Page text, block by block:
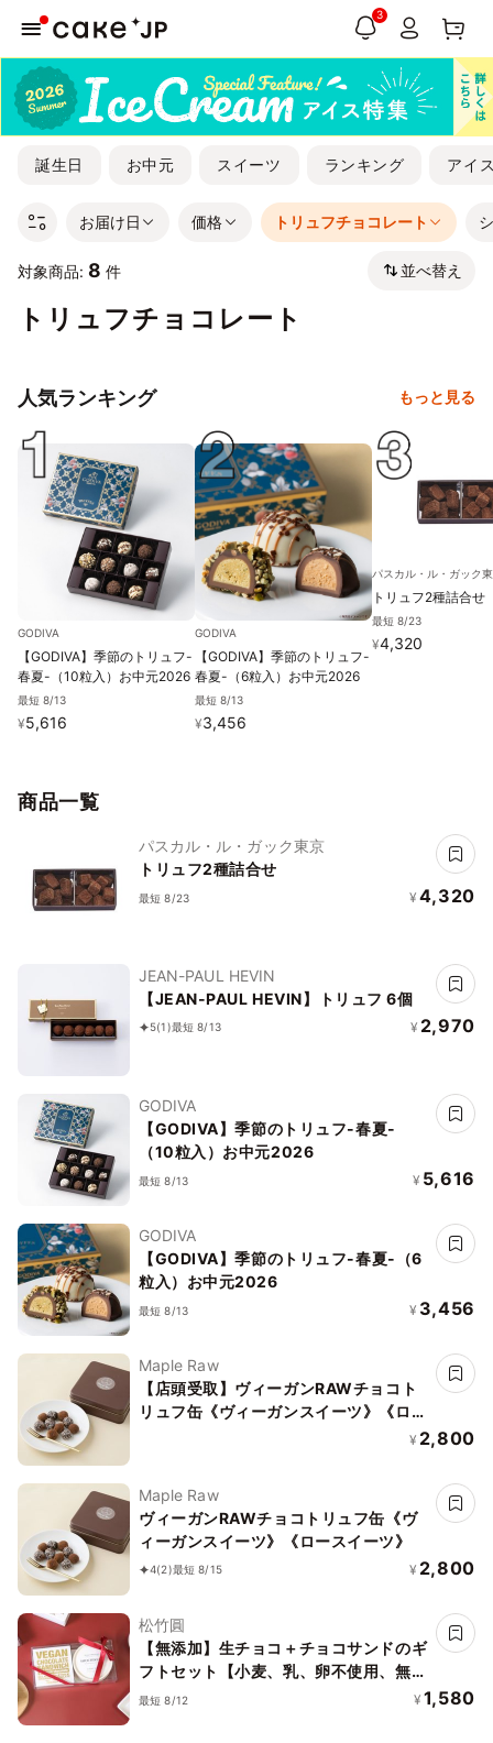
3
誕生日 お中元 スイーツ ランキング アイ
お届け日 価格 トリュフチョコレート
対象商品: 8 件 並べ替え
トリュフチョコレート
人気ランキング もっと見る
GODIVA
【GODIVA】季節のトリュフ-
春夏-（10粒入）お中元2026
最短 8/13
¥5,616
GODIVA
【GODIVA】季節のトリュフ-
春夏-（6粒入）お中元2026
最短 8/13
¥3,456
パスカル・ル・ガック
トリュフ2種詰合せ
最短 8/23
¥4,320
商品一覧
パスカル・ル・ガック東京
トリュフ2種詰合せ
最短 8/23 ¥ 4,320
JEAN-PAUL HEVIN
【JEAN-PAUL HEVIN】トリュフ 6個
5(1)最短 8/13 ¥ 2,970
GODIVA
【GODIVA】季節のトリュフ-春夏-
（10粒入）お中元2026
最短 8/13 ¥ 5,616
GODIVA
【GODIVA】季節のトリュフ-春夏-（6
粒入）お中元2026
最短 8/13 ¥ 3,456
Maple Raw
【店頭受取】ヴィーガンRAWチョコト
リュフ缶《ヴィーガンスイーツ》《ロー
¥ 2,800
Maple Raw
ヴィーガンRAWチョコトリュフ缶《ヴ
ィーガンスイーツ》《ロースイーツ》
4(2)最短 8/15 ¥ 2,800
松竹圓
【無添加】生チョコ＋チョコサンドのギ
フトセット【小麦、乳、卵不使用、無添
加、有機】
最短 8/12 ¥ 1,580